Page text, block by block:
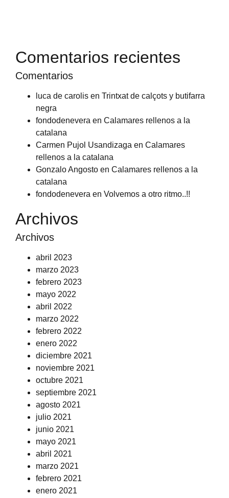
Comentarios recientes
Comentarios
luca de carolis en Trintxat de calçots y butifarra
negra
fondodenevera en Calamares rellenos a la
catalana
Carmen Pujol Usandizaga en Calamares
rellenos a la catalana
Gonzalo Angosto en Calamares rellenos a la
catalana
fondodenevera en Volvemos a otro ritmo..!!
Archivos
Archivos
abril 2023
marzo 2023
febrero 2023
mayo 2022
abril 2022
marzo 2022
febrero 2022
enero 2022
diciembre 2021
noviembre 2021
octubre 2021
septiembre 2021
agosto 2021
julio 2021
junio 2021
mayo 2021
abril 2021
marzo 2021
febrero 2021
enero 2021